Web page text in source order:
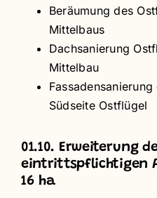
Beräumung des
Mittelbaus
Dachsanierung
Mittelbau
Südseite Ostflügel
01.10. Erweiterung
eintrittspflichtigen
16 ha